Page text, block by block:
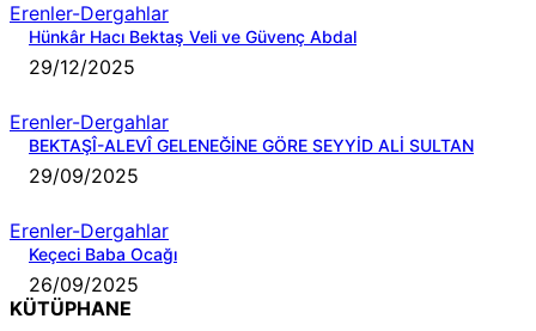
Erenler-Dergahlar
Hünkâr Hacı Bektaş Veli ve Güvenç Abdal
29/12/2025
Erenler-Dergahlar
BEKTAŞÎ-ALEVÎ GELENEĞİNE GÖRE SEYYİD ALİ SULTAN
29/09/2025
Erenler-Dergahlar
Keçeci Baba Ocağı
26/09/2025
KÜTÜPHANE